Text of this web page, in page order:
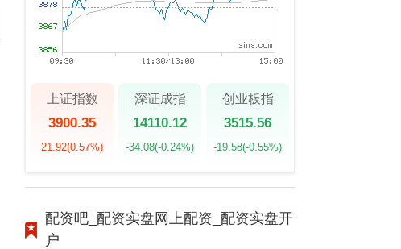
上证指数
3900.35
21.92(0.57%)
深证成指
14110.12
-34.08(-0.24%)
创业板指
3515.56
-19.58(-0.55%)
配资吧_配资实盘网上配资_配资实盘开
户